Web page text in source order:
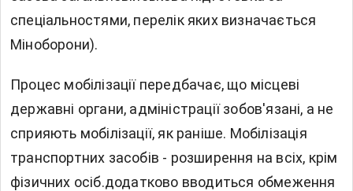
спеціальностями, перелік яких визначається
Міноборони).
Процес мобілізації передбачає, що місцеві
державні органи, адміністрації зобов'язані, а не
сприяють мобілізації, як раніше. Мобілізація
транспортних засобів - розширення на всіх, крім
фізичних осіб.додатково вводиться обмеження